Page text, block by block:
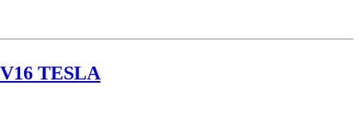
TESLA